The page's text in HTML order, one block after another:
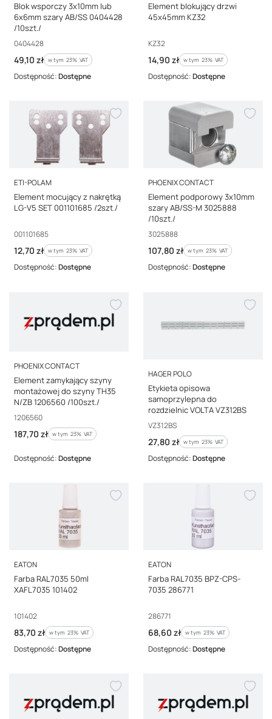
Blok wsporczy 3x10mm lub
6x6mm szary AB/SS 0404428
/10szt./
Kod producenta
0404428
Cena brutto
49,10 zł w tym %s VAT
w tym 23% VAT
Dostępność:Dostępne
Element blokujący drzwi
45x45mm KZ32
Kod producenta
KZ32
Cena brutto
14,90 zł w tym %s VAT
w tym 23% VAT
Dostępność:Dostępne
PRODUCENT
ETI-POLAM
Element mocujący z nakrętką
LG-V5 SET 001101685 /2szt./
Kod producenta
001101685
Cena brutto
12,70 zł w tym %s VAT
w tym 23% VAT
Dostępność:Dostępne
PRODUCENT
PHOENIX CONTACT
Element podporowy 3x10mm
szary AB/SS-M 3025888
/10szt./
Kod producenta
3025888
Cena brutto
107,80 zł w tym %s VAT
w tym 23% VAT
Dostępność:Dostępne
PRODUCENT
PHOENIX CONTACT
Element zamykający szyny
montażowej do szyny TH35
N/ZB 1206560 /100szt./
Kod producenta
1206560
Cena brutto
187,70 zł w tym %s VAT
w tym 23% VAT
Dostępność:Dostępne
PRODUCENT
HAGER POLO
Etykieta opisowa
samoprzylepna do
rozdzielnic VOLTA VZ312BS
Kod producenta
VZ312BS
Cena brutto
27,80 zł w tym %s VAT
w tym 23% VAT
Dostępność:Dostępne
PRODUCENT
EATON
Farba RAL7035 50ml
XAFL7035 101402
Kod producenta
101402
Cena brutto
83,70 zł w tym %s VAT
w tym 23% VAT
Dostępność:Dostępne
PRODUCENT
EATON
Farba RAL7035 BPZ-CPS-
7035 286771
Kod producenta
286771
Cena brutto
68,60 zł w tym %s VAT
w tym 23% VAT
Dostępność:Dostępne